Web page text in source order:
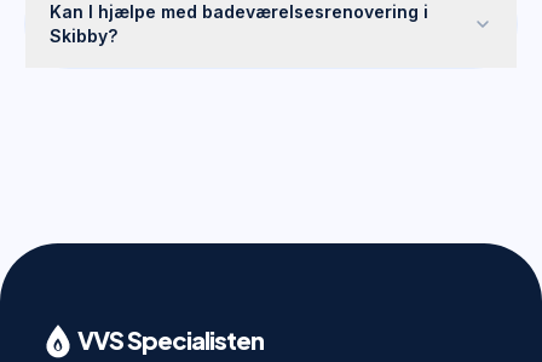
Kan I hjælpe med badeværelsesrenovering i
Skibby?
VVS Specialisten